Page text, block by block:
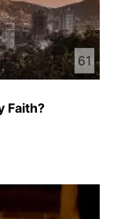
61
Faith?